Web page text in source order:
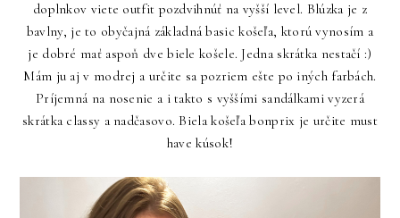
doplnkov viete outfit pozdvihnúť na vyšší level. Blúzka je z
bavlny, je to obyčajná základná basic košeľa, ktorú vynosím a
je dobré mať aspoň dve biele košele. Jedna skrátka nestačí :)
Mám ju aj v modrej a určite sa pozriem ešte po iných farbách.
Príjemná na nosenie a i takto s vyššími sandálkami vyzerá
skrátka classy a nadčasovo. Biela košeľa bonprix je určite must
have kúsok!